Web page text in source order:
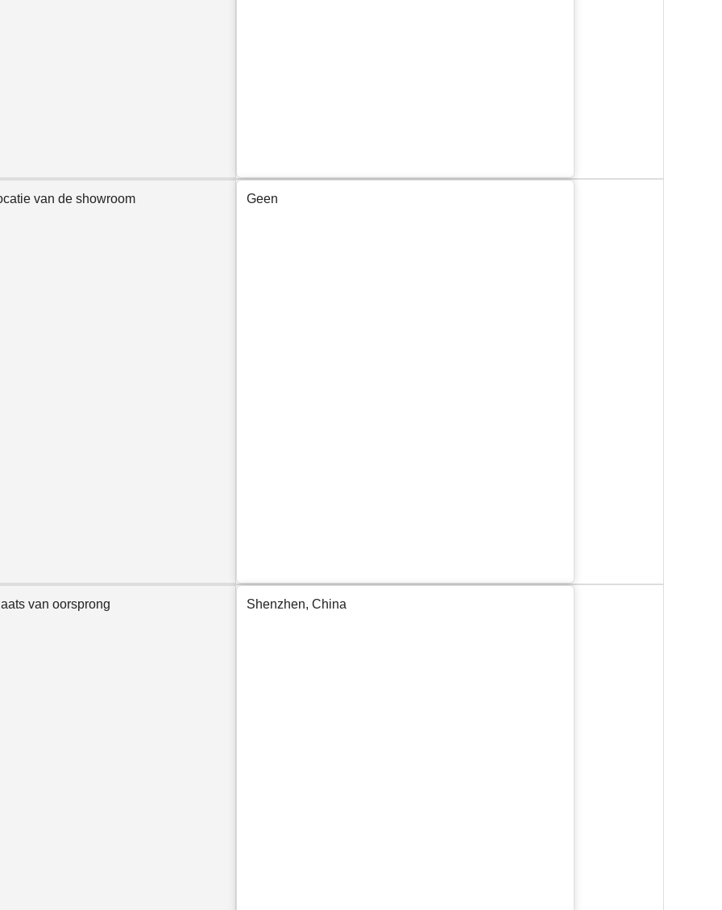
van de showroom Geen
van oorsprong Shenzhen, China